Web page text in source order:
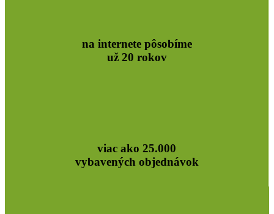
na internete pôsobíme
už 20 rokov
viac ako 25.000
vybavených objednávok